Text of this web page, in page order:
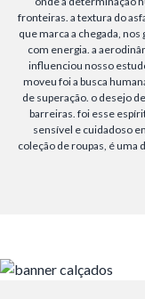
fronteiras. a textura do
que marca a chegada,
com energia. a
influenciou nosso
moveu foi a busca
de superação. o desejo
barreiras. foi esse
sensível e cuidadoso
coleção de roupas, é uma